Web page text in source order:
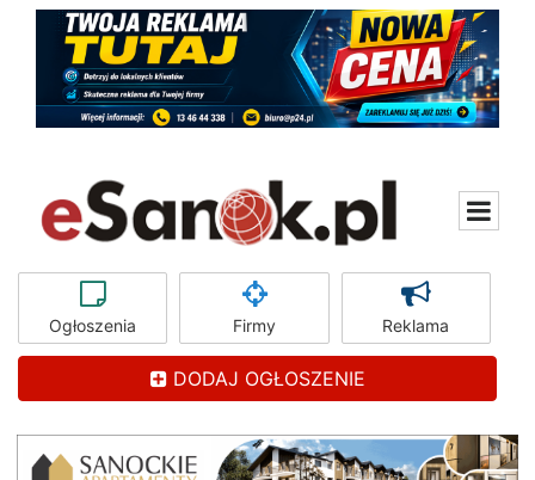
Ogłoszenia Firmy Reklama
DODAJ OGŁOSZENIE